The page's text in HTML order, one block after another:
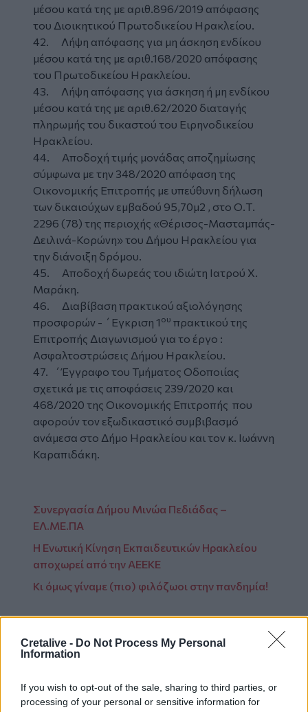
Cretalive - Do Not Process My Personal
Information
If you wish to opt-out of the sale, sharing to third parties, or
processing of your personal or sensitive information for
μέσου κατά της με αριθ.896/2019 απόφασης
του Διοικητικού Πρωτοδικείου Ηρακλείου.
42. Λήψη απόφασης για μη άσκηση ενδίκου
μέσου κατά της με αριθ.168/2020 απόφασης
του Πρωτοδικείου Ηρακλείου.
43. Λήψη απόφασης για άσκηση ή μη ενδίκου
μέσου κατά της με αριθ.62/2020 διαταγής
πληρωμής του δικαστού του Ειρηνοδικείου
Ηρακλείου.
44. Αποδοχή τιμής μονάδας αποζημίωσης
σύμφωνα με την 348/2020 απόφαση της
Οικονομικής Επιτροπής με υπεύθυνη δήλωση
των δικαιούχων εμβαδού 95,70μ2 , στο Ο.Τ.
2296 (78) της περιοχής «Θέρισος-Μασταμπάς-
Δειλινά-Κορώνη» του Δήμου Ηρακλείου για
την διάνοιξη δρόμου.
45. Αποδοχή δωρεάς του ιδιώτη Ιατρού Χ.
Μαράκη.
46. Διαβίβαση πρακτικού αξιολόγησης
προσφορών - ΄Εγκριση 1 ου πρακτικού της
Επιτροπής Διαγωνισμού για το έργο :
Ασφαλτοστρώσεις Δήμου Ηρακλείου.
47. ΄Έγγραφο του Τμήματος Οδοποιίας
σχετικά με τις αποφάσεις 239/2020 και
468/2020 της Οικονομικής Επιτροπής που
αφορούν τον εξωδικαστικό συμβιβασμό
ανάμεσα στο Δήμο Ηρακλείου και τον κ. Ιωάννη
Καραπιδάκη.
Συνεργασία Δήμου Μινώα Πεδιάδας –
ΕΛ.ΜΕ.ΠΑ
Η Ενωτική Κίνηση Εκπαιδευτικών Ηρακλείου
αποχωρεί από την ΑΕΕΚΕ
Κι όμως γίναμε (πιο) φιλόζωοι στην πανδημία!
στο Facebook
Κάντε εγγραφή στο κανάλι μας στοYouTube